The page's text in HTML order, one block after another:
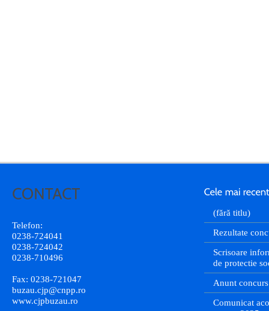
Telefon:
0238-724041
0238-724042
0238-710496
Fax: 0238-721047
buzau.cjp@cnpp.ro
www.cjpbuzau.ro
(fără titlu)
Rezultate
Scrisoare
de protectie
Anunt concurs
Comunicat